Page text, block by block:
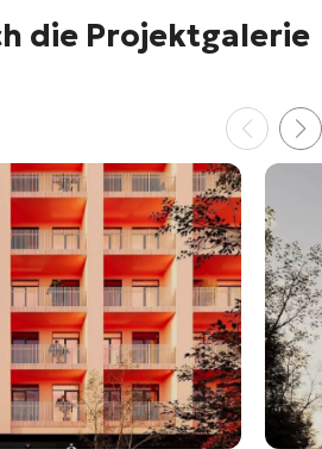
die Projektgalerie